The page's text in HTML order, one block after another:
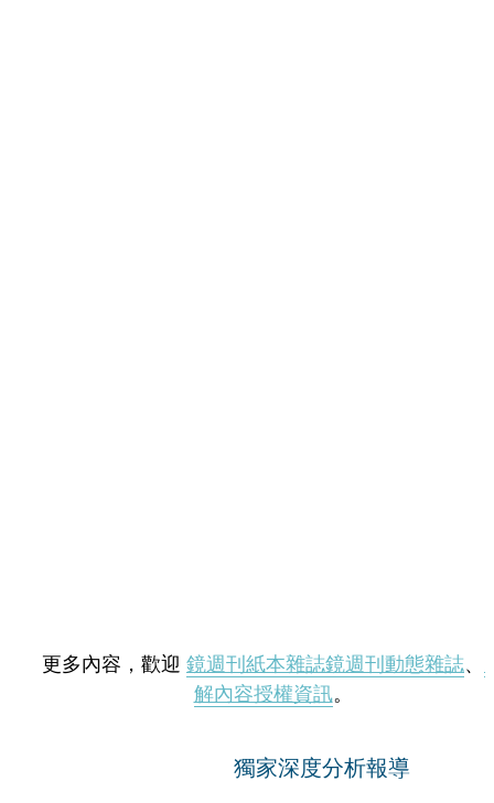
更多內容，歡迎 鏡週刊紙本雜誌鏡週刊動態雜誌、
解內容授權資訊。
獨家深度分析報導